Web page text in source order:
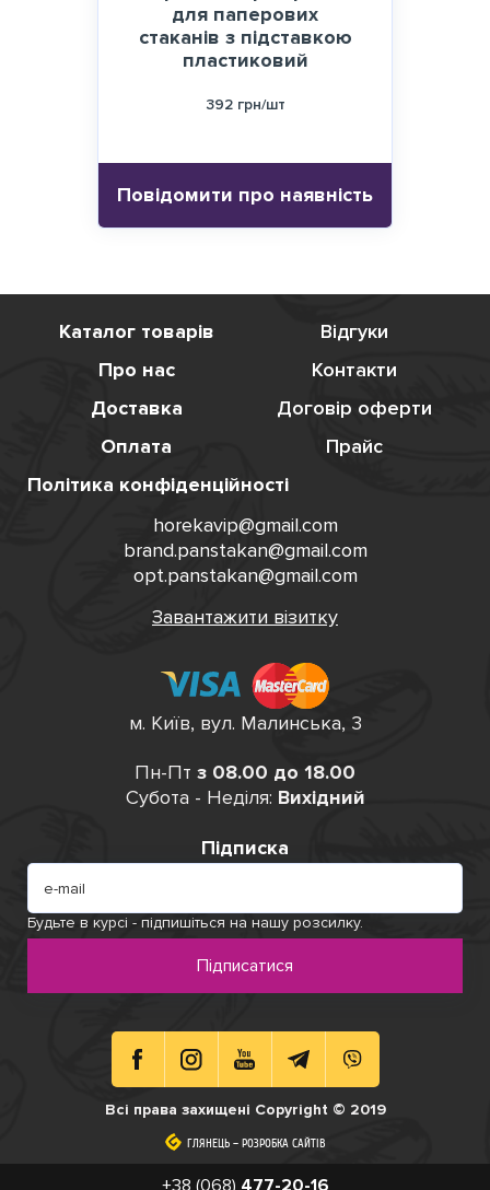
для паперових
стаканів з підставкою
пластиковий
392 грн/шт
Повідомити про наявність
Пн-Пт з 08.00 до 18.00
Субота - Неділя: Вихідний
Всі права захищені Copyright © 2019
Підписка
Будьте в курсі - підпишіться на нашу розсилку.
Підписатися
Каталог товарів
Відгуки
Про нас
Контакти
Доставка
Договір оферти
Оплата
Прайс
Політика конфіденційності
+38 (068) 477-20-16
horekavip@gmail.com
brand.panstakan@gmail.com
opt.panstakan@gmail.com
Завантажити візитку
м. Київ, вул. Малинська, 3
ГЛЯНЕЦЬ– РОЗРОБКА САЙТІВ
ГЛЯНЕЦЬ– РОЗРОБКА САЙТІВ